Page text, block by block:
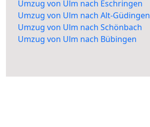
Umzug von Ulm nach Eschringen
Umzug von Ulm nach Alt-Güdingen
Umzug von Ulm nach Schönbach
Umzug von Ulm nach Bübingen